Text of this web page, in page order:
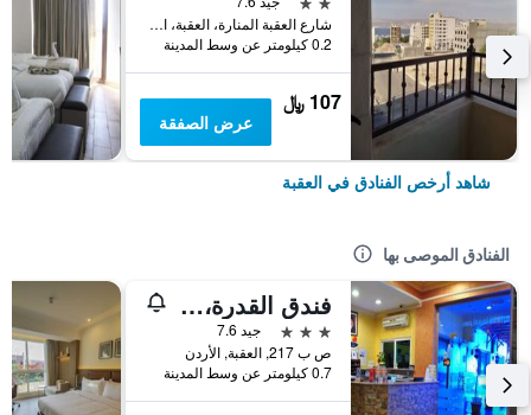
شارع العقبة المنارة، العقبة، الأردن, العقبة, الأردن
0.2 كيلومتر عن وسط المدينة
107 ﷼
عرض الصفقة
شاهد أرخص الفنادق في العقبة
الفنادق الموصى بها
فندق القدرة، العقبة
3 نجوم
جيد 7.6
ص ب 217, العقبة, الأردن
0.7 كيلومتر عن وسط المدينة